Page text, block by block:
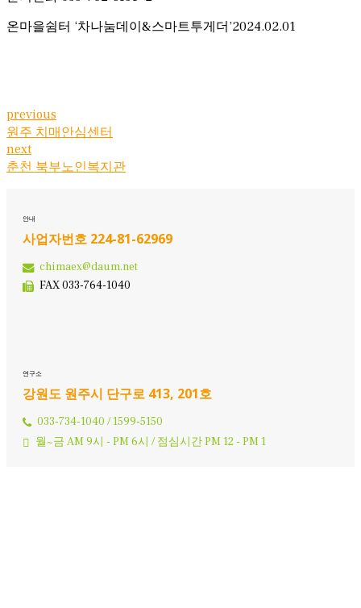
온마을쉼터 ‘차나눔데이&스마트투게더’2024.02.01
previous
원주 치매안심센터
next
춘천 북부노인복지관
안내
사업자번호 224-81-62969
chimaex@daum.net
FAX 033-764-1040
연구소
강원도 원주시 단구로 413, 201호
033-734-1040 / 1599-5150
월~금 AM 9시 - PM 6시 / 점심시간 PM 12 - PM 1